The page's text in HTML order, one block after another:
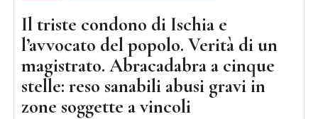
Il triste condono di Ischia e
l’avvocato del popolo. Verità di un
magistrato. Abracadabra a cinque
stelle: reso sanabili abusi gravi in
zone soggette a vincoli